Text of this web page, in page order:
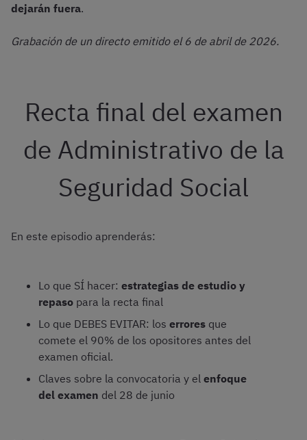
dejarán fuera.
Grabación de un directo emitido el 6 de abril de 2026.
Recta final del examen
de Administrativo de la
Seguridad Social
En este episodio aprenderás:
Lo que SÍ hacer: estrategias de estudio y
repaso para la recta final
Lo que DEBES EVITAR: los errores que
comete el 90% de los opositores antes del
examen oficial.
Claves sobre la convocatoria y el enfoque
del examen del 28 de junio